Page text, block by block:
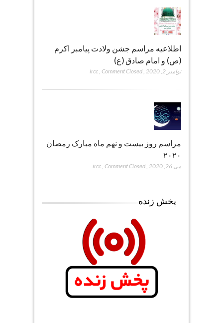
اطلاعیه مراسم جشن ولادت پیامبر اکرم
(ص) و امام صادق (ع)
نوامبر 2, 2020 ,
ircc Comment Closed
مراسم روز بیست و نهم ماه مبارک رمضان
۲۰۲۰
می 26, 2020 ,
ircc Comment Closed
پخش زنده